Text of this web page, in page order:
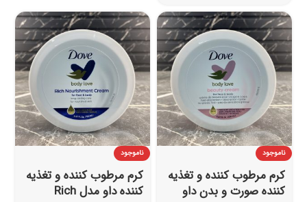
ناموجود
کرم مرطوب کننده و تغذیه
کننده صورت و بدن داو
ناموجود
کرم مرطوب کننده و تغذیه
کننده داو مدل Rich